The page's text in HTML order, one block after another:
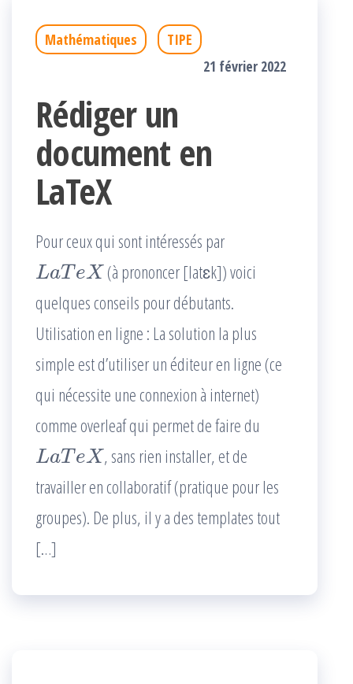
Mathématiques
TIPE
21 février 2022
Rédiger un
document en
LaTeX
Pour ceux qui sont intéressés par
LaT eX(à prononcer [latɛk]) voici
quelques conseils pour débutants.
Utilisation en ligne : La solution la plus
simple est d’utiliser un éditeur en ligne (ce
qui nécessite une connexion à internet)
comme overleaf qui permet de faire du
LaT eX, sans rien installer, et de
travailler en collaboratif (pratique pour les
groupes). De plus, il y a des templates tout
[…]